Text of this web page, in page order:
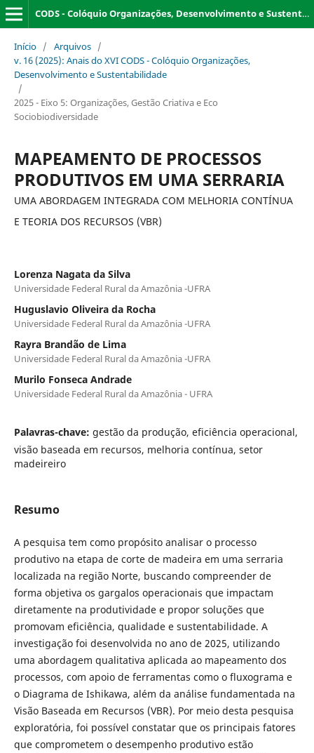
CODS - Colóquio Organizações, Desenvolvimento e Sustentabilidade
Início / Arquivos /
v. 16 (2025): Anais do XVI CODS - Colóquio Organizações,
Desenvolvimento e Sustentabilidade
/
2025 - Eixo 5: Organizações, Gestão Criativa e Eco
Sociobiodiversidade
MAPEAMENTO DE PROCESSOS
PRODUTIVOS EM UMA SERRARIA
UMA ABORDAGEM INTEGRADA COM MELHORIA CONTÍNUA
E TEORIA DOS RECURSOS (VBR)
Lorenza Nagata da Silva
Universidade Federal Rural da Amazônia -UFRA
Huguslavio Oliveira da Rocha
Universidade Federal Rural da Amazônia -UFRA
Rayra Brandão de Lima
Universidade Federal Rural da Amazônia -UFRA
Murilo Fonseca Andrade
Universidade Federal Rural da Amazônia - UFRA
Palavras-chave: gestão da produção, eficiência operacional,
visão baseada em recursos, melhoria contínua, setor
madeireiro
Resumo
A pesquisa tem como propósito analisar o processo
produtivo na etapa de corte de madeira em uma serraria
localizada na região Norte, buscando compreender de
forma objetiva os gargalos operacionais que impactam
diretamente na produtividade e propor soluções que
promovam eficiência, qualidade e sustentabilidade. A
investigação foi desenvolvida no ano de 2025, utilizando
uma abordagem qualitativa aplicada ao mapeamento dos
processos, com apoio de ferramentas como o fluxograma e
o Diagrama de Ishikawa, além da análise fundamentada na
Visão Baseada em Recursos (VBR). Por meio desta pesquisa
exploratória, foi possível constatar que os principais fatores
que comprometem o desempenho produtivo estão